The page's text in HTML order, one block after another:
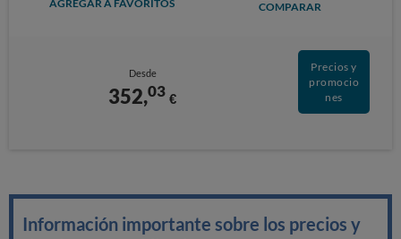
AGREGAR A FAVORITOS COMPARAR
Desde
352,03 €
Precios y
promocio
nes
Información importante sobre los precios y